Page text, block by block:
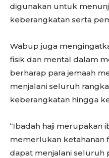
digunakan untuk
keberangkatan serta
Wabup juga
fisik dan mental dalam
berharap para jemaah
menjalani seluruh
keberangkatan hingga
“Ibadah haji merupakan
memerlukan ketahanan
dapat menjalani seluruh